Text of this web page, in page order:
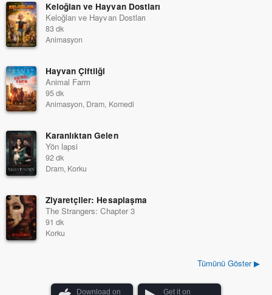
Keloğlan ve Hayvan Dostları
Keloğlan ve Hayvan Dostları
83 dk
Animasyon
Hayvan Çiftliği
Animal Farm
95 dk
Animasyon, Dram, Komedi
Karanlıktan Gelen
Yön lapsi
92 dk
Dram, Korku
Ziyaretçiler: Hesaplaşma
The Strangers: Chapter 3
91 dk
Korku
Tümünü Göster ▶
Download on Get it on